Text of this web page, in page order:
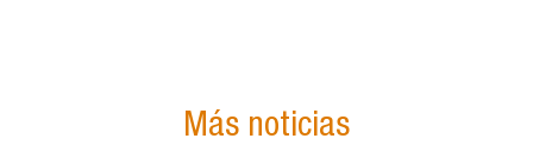
Más noticias